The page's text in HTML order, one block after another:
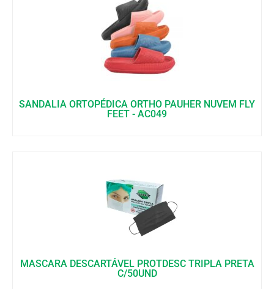
SANDALIA ORTOPÉDICA ORTHO PAUHER NUVEM FLY
FEET - AC049
MASCARA DESCARTÁVEL PROTDESC TRIPLA PRETA
C/50UND